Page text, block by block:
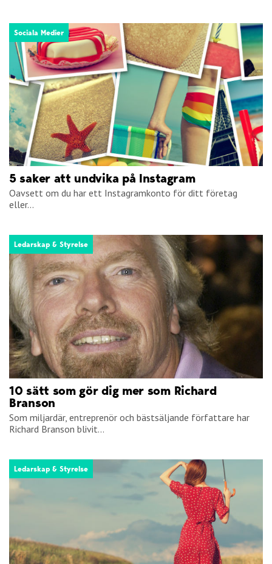
Sociala Medier
5 saker att undvika på Instagram
Oavsett om du har ett Instagramkonto för ditt företag
eller...
Ledarskap & Styrelse
10 sätt som gör dig mer som Richard
Branson
Som miljardär, entreprenör och bästsäljande författare har
Richard Branson blivit...
Ledarskap & Styrelse